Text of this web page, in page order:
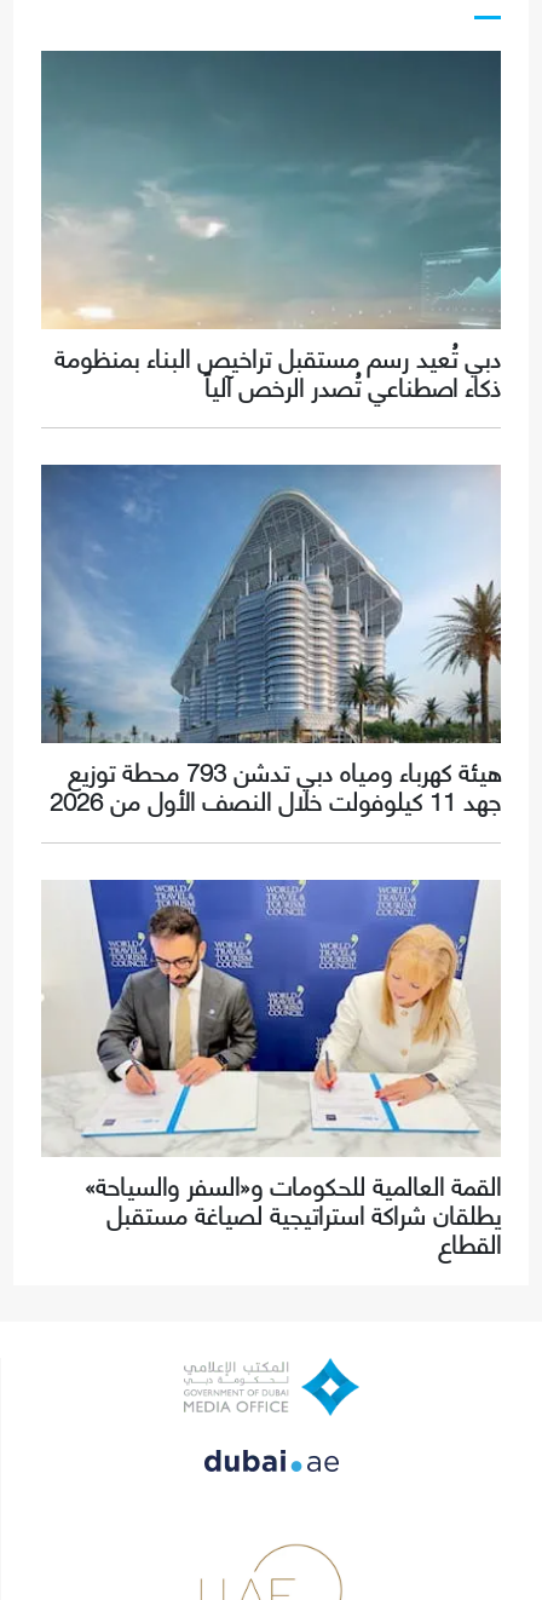
دبي تُعيد رسم مستقبل تراخيص البناء بمنظومة
ذكاء اصطناعي تُصدر الرخص آلياً
هيئة كهرباء ومياه دبي تدشن 793 محطة توزيع
جهد 11 كيلوفولت خلال النصف الأول من 2026
القمة العالمية للحكومات و«السفر والسياحة»
يطلقان شراكة استراتيجية لصياغة مستقبل
القطاع